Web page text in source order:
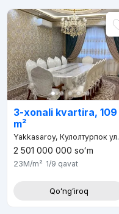
3-xonali kvartira, 109
m²
2 501 000 000 soʻm
23M/m² 1/9 qavat
Qoʻngʻiroq